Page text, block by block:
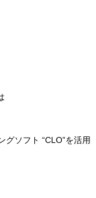
グソフト “CLO”を活用